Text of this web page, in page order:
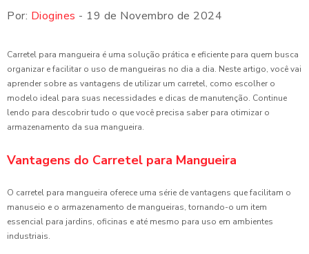
Por: Diogines - 19 de Novembro de 2024
Carretel para mangueira é uma solução prática e eficiente para quem busca
organizar e facilitar o uso de mangueiras no dia a dia. Neste artigo, você vai
aprender sobre as vantagens de utilizar um carretel, como escolher o
modelo ideal para suas necessidades e dicas de manutenção. Continue
lendo para descobrir tudo o que você precisa saber para otimizar o
armazenamento da sua mangueira.
Vantagens do Carretel para Mangueira
O carretel para mangueira oferece uma série de vantagens que facilitam o
manuseio e o armazenamento de mangueiras, tornando-o um item
essencial para jardins, oficinas e até mesmo para uso em ambientes
industriais.